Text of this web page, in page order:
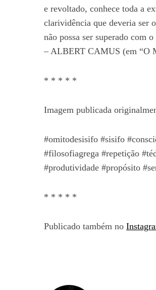
e revoltado, conhece toda a
clarividência que deveria ser
não possa ser superado com o
– ALBERT CAMUS (em “O
* * * * *
Imagem publicada
#omitodesisifo #sisifo
#filosofiagrega #repetição
#produtividade #propósito
* * * * *
Publicado também no